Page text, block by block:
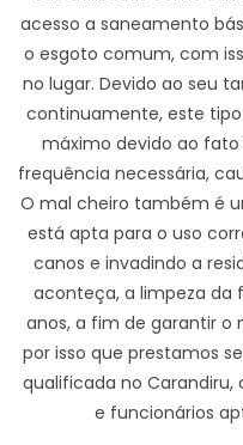
acesso a saneamento
o esgoto comum, com
no lugar. Devido ao seu
continuamente, este
máximo devido ao
frequência necessária,
O mal cheiro também é
está apta para o uso
canos e invadindo a
aconteça, a limpeza da
anos, a fim de garantir o
por isso que prestamos
qualificada no Carandiru,
e funcionários